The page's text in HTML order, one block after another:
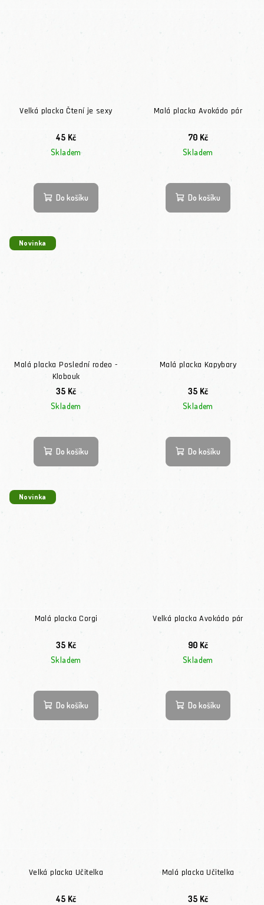
Velká placka Čtení je sexy
45 Kč
Skladem
Do košíku
Malá placka Avokádo pár
70 Kč
Skladem
Do košíku
Novinka
Malá placka Poslední rodeo -
Klobouk
35 Kč
Skladem
Do košíku
Malá placka Kapybary
35 Kč
Skladem
Do košíku
Novinka
Malá placka Corgi
35 Kč
Skladem
Do košíku
Velká placka Avokádo pár
90 Kč
Skladem
Do košíku
Velká placka Učitelka
45 Kč
Malá placka Učitelka
35 Kč